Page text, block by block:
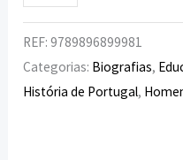
REF:9789896899981
Categorias: Biografias,
História de Portugal,